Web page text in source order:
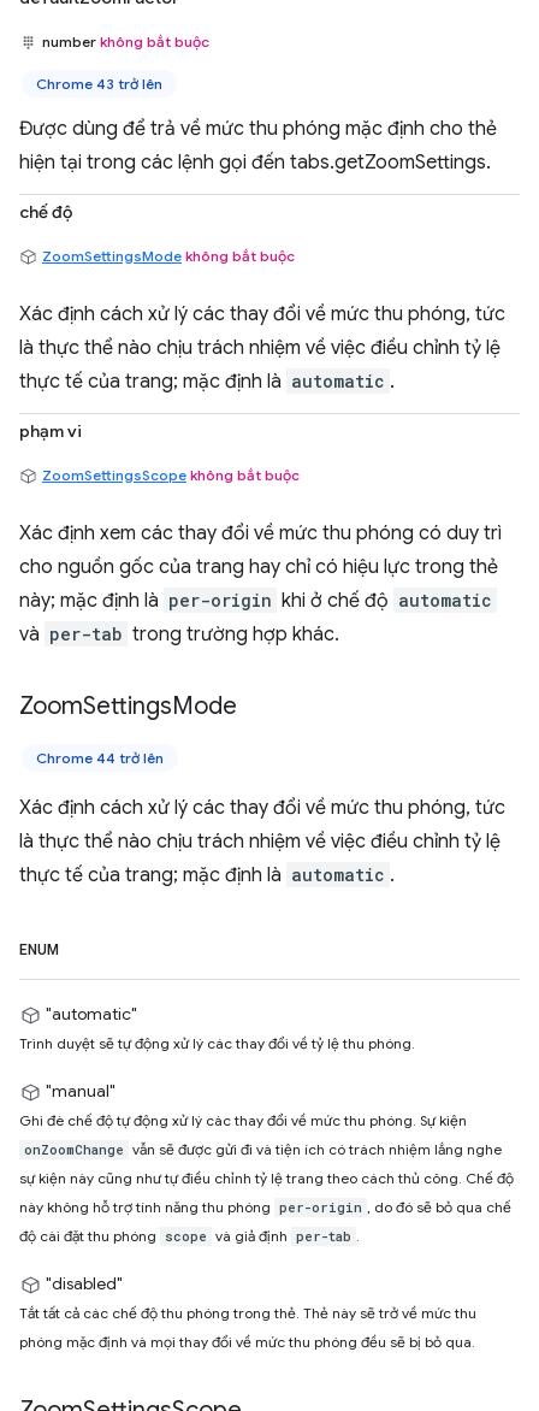
number không bắt buộc
Chrome 43 trở lên
Được dùng để trả về mức thu phóng mặc định cho thẻ
hiện tại trong các lệnh gọi đến tabs.getZoomSettings.
chế độ
ZoomSettingsMode không bắt buộc
Xác định cách xử lý các thay đổi về mức thu phóng, tức
là thực thể nào chịu trách nhiệm về việc điều chỉnh tỷ lệ
thực tế của trang; mặc định là automatic .
phạm vi
ZoomSettingsScope không bắt buộc
Xác định xem các thay đổi về mức thu phóng có duy trì
cho nguồn gốc của trang hay chỉ có hiệu lực trong thẻ
này; mặc định là per-origin khi ở chế độ automatic
và per-tab trong trường hợp khác.
ZoomSettingsMode
Chrome 44 trở lên
Xác định cách xử lý các thay đổi về mức thu phóng, tức
là thực thể nào chịu trách nhiệm về việc điều chỉnh tỷ lệ
thực tế của trang; mặc định là automatic .
ENUM
"automatic"
Trình duyệt sẽ tự động xử lý các thay đổi về tỷ lệ thu phóng.
"manual"
Ghi đè chế độ tự động xử lý các thay đổi về mức thu phóng. Sự kiện
onZoomChange vẫn sẽ được gửi đi và tiện ích có trách nhiệm lắng nghe
sự kiện này cũng như tự điều chỉnh tỷ lệ trang theo cách thủ công. Chế độ
này không hỗ trợ tính năng thu phóng per-origin , do đó sẽ bỏ qua chế
độ cài đặt thu phóng
scope và giả định per-tab .
"disabled"
Tắt tất cả các chế độ thu phóng trong thẻ. Thẻ này sẽ trở về mức thu
phóng mặc định và mọi thay đổi về mức thu phóng đều sẽ bị bỏ qua.